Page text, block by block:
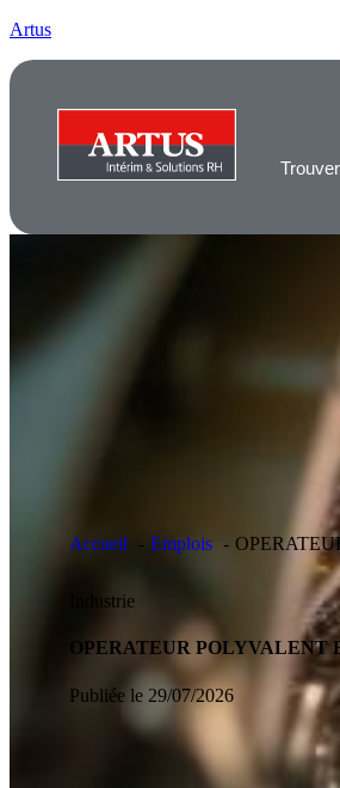
Artus
Accueil Emplois
Industrie
OPERATEUR POLYVALENT
Publiée le 29/07/2026